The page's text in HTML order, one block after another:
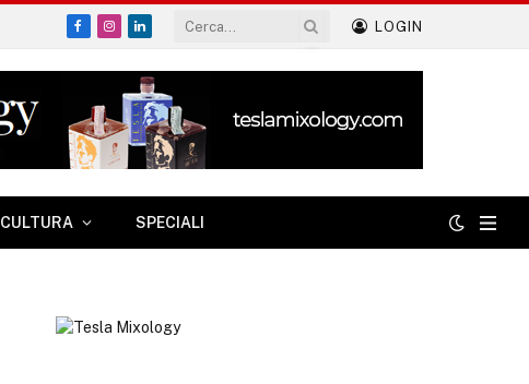
Facebook
Instagram
LinkedIn
LOGIN
CULTURA SPECIALI